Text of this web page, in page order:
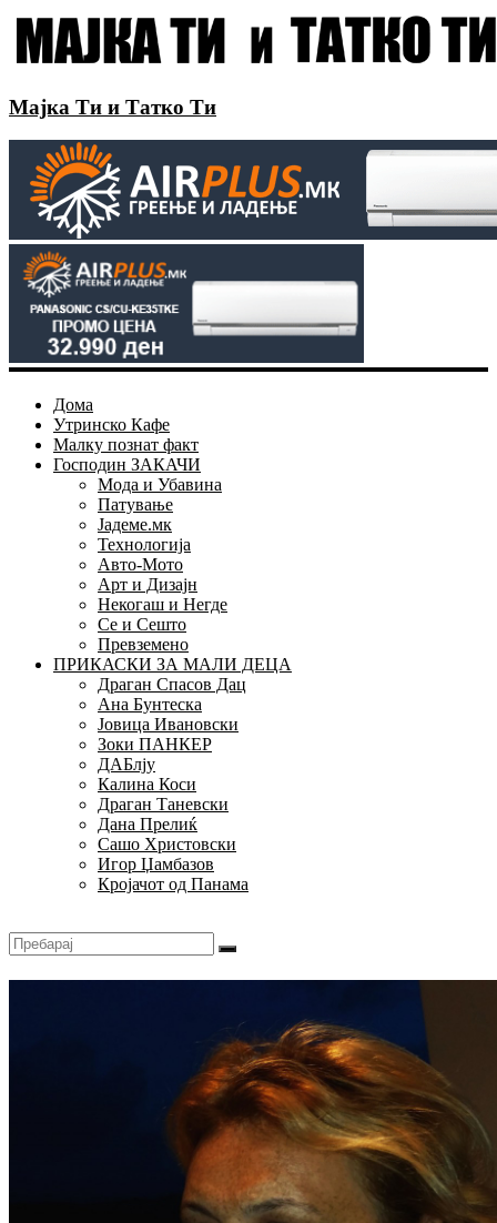
Мајка Ти и Татко Ти
Дома
Утринско Кафе
Малку познат факт
Господин ЗАКАЧИ
Мода и Убавина
Патување
Јадеме.мк
Технологија
Авто-Мото
Арт и Дизајн
Некогаш и Негде
Се и Сешто
Превземено
ПРИКАСКИ ЗА МАЛИ ДЕЦА
Драган Спасов Дац
Ана Бунтеска
Јовица Ивановски
Зоки ПАНКЕР
ДАБлју
Калина Коси
Драган Таневски
Дана Прелиќ
Сашо Христовски
Игор Џамбазов
Кројачот од Панама